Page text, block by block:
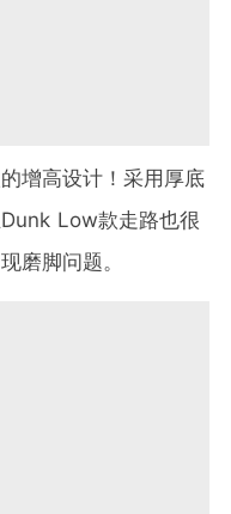
增高设计！采用厚底
Low款走路也很
磨脚问题。